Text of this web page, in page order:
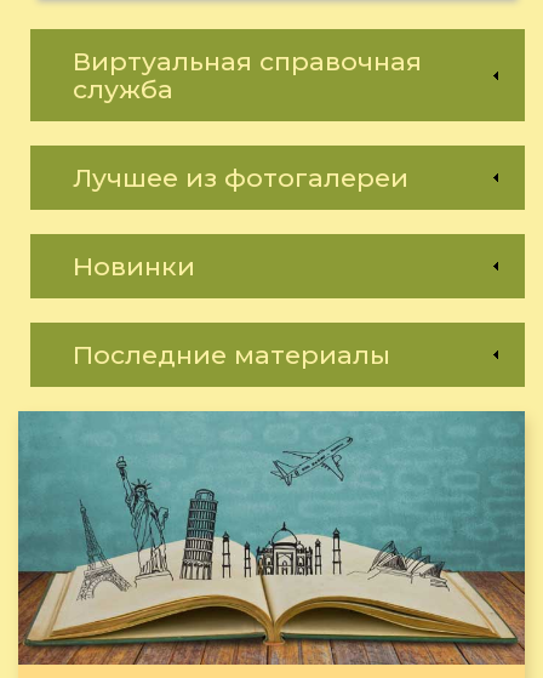
Виртуальная справочная
служба
Лучшее из фотогалереи
Новинки
Последние материалы